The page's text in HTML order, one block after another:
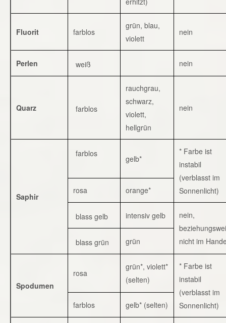
Fluorit farblos
grün, blau,
violett
nein
Perlen weiß nein
Quarz farblos
rauchgrau,
schwarz,
violett,
hellgrün
nein
Saphir
farblos
gelb*
* Farbe ist
instabil
(verblasst im
Sonnenlicht)
rosa orange*
blass gelb intensiv gelb
nein,
nicht im
blass grün grün
Spodumen
rosa
grün*, violett*
(selten)
* Farbe ist
instabil
(verblasst im
Sonnenlicht)
farblos gelb* (selten)